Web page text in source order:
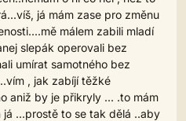
já mám zase pro změnu
málem zabili mladí
slepák operovali bez
umírat samotného bez
, jak zabíjí těžké
aniž by je přikryly ... .to mám
...prostě to se tak dělá ..aby